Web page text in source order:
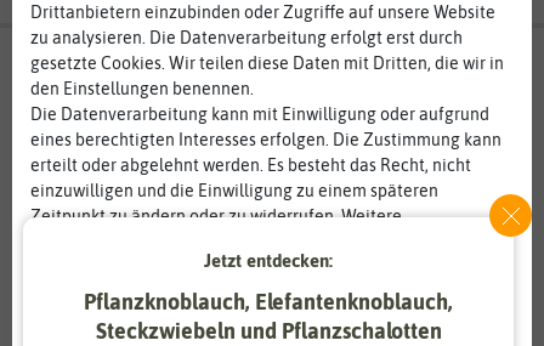
Drittanbietern einzubinden oder Zugriffe auf unsere Website
zu analysieren. Die Datenverarbeitung erfolgt erst durch
gesetzte Cookies. Wir teilen diese Daten mit Dritten, die wir in
den Einstellungen benennen.
Die Datenverarbeitung kann mit Einwilligung oder aufgrund
eines berechtigten Interesses erfolgen. Die Zustimmung kann
erteilt oder abgelehnt werden. Es besteht das Recht, nicht
einzuwilligen und die Einwilligung zu einem späteren
Zeitpunkt zu ändern oder zu widerrufen. Weitere
Informationen zur Verwendung personenbezogener Daten und
den Diensten erklären wir in unsererDaten­schutz­erklärung
Essenziell Statistik
Jetzt entdecken:
Pflanzknoblauch, Elefantenknoblauch,
Steckzwiebeln und Pflanzschalotten